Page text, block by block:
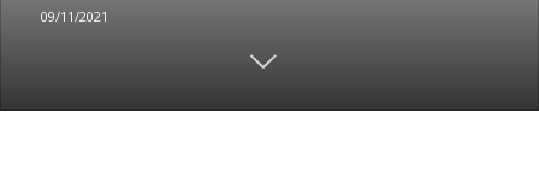
09/11/2021